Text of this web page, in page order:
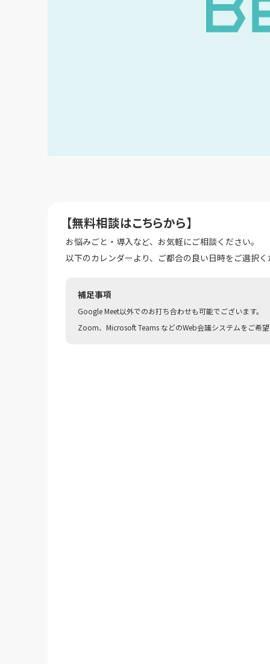
【無料相談はこちらから】
お悩みごと・導入など、お気軽にご相談ください。
以下のカレンダーより、ご都合の良い日時をご選択
補足事項
Google Meet以外でのお打ち合わせも可能でございます。
Zoom、Microsoft Teams などのWeb会議システムをご希